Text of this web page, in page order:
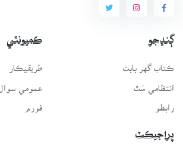
ڳنڍجو
ڪتاب گهر بابت
انتظامي سَٿ
رابطو
ڪميونٽي
طريقيڪار
عمومي سوال
فورم
پراجيڪٽ